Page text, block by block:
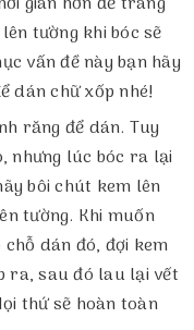
tường khi bóc sẽ
vấn đề này bạn hãy
dán chữ xốp nhé!
răng để dán. Tuy
nhưng lúc bóc ra lại
bôi chút kem lên
tường. Khi muốn
dán đó, đợi kem
ra, sau đó lau lại vết
thứ sẽ hoàn toàn